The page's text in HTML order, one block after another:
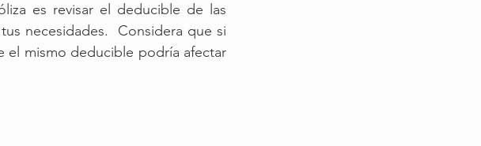
es revisar el deducible de las
necesidades.  Considera que si
el mismo deducible podría afectar